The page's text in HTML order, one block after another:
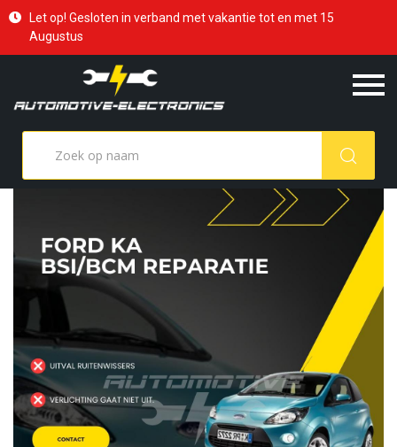
Let op! Gesloten in verband met vakantie tot en met 15
Augustus